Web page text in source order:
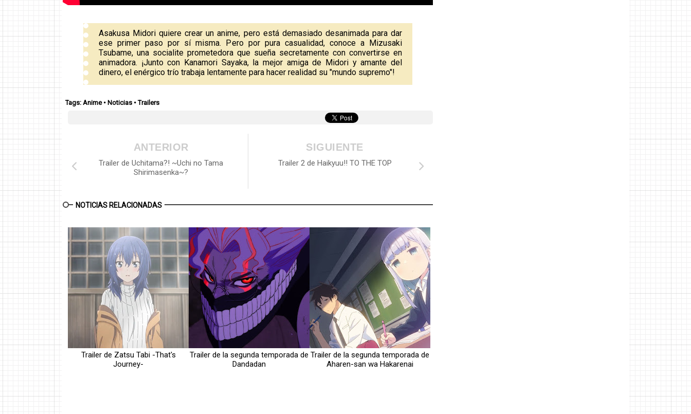
Asakusa Midori quiere crear un anime, pero está demasiado desanimada para dar
ese primer paso por sí misma. Pero por pura casualidad, conoce a Mizusaki
Tsubame, una socialite prometedora que sueña secretamente con convertirse en
animadora. ¡Junto con Kanamori Sayaka, la mejor amiga de Midori y amante del
dinero, el enérgico trío trabaja lentamente para hacer realidad su "mundo supremo"!
Tags: Anime• Noticias •Trailers
SIGUIENTE
Trailer 2 de Haikyuu!! TO THE TOP
ANTERIOR
Trailer de Uchitama?! ~Uchi no Tama
Shirimasenka~?
NOTICIAS RELACIONADAS
Trailer de Zatsu Tabi -That's
Journey-
Trailer de la segunda temporada de
Dandadan
Trailer de la segunda temporada de
Aharen-san wa Hakarenai